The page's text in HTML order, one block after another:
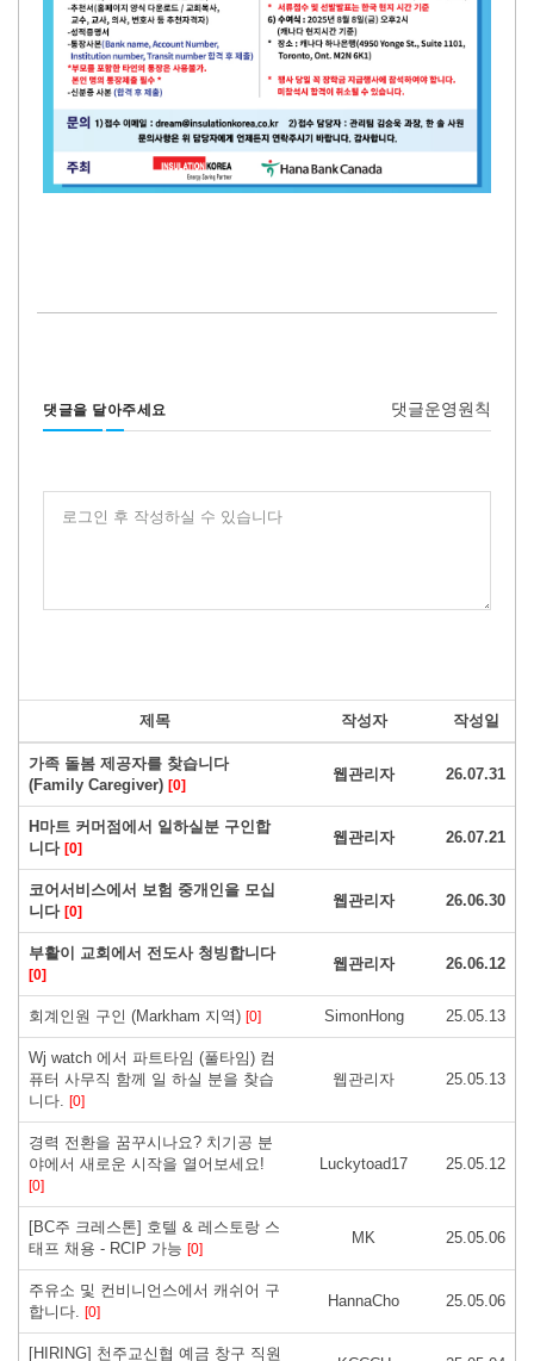
댓글을 달아주세요 댓글운영원칙
로그인 후 작성하실 수 있습니다
제목 작성자 작성일
가족 돌봄 제공자를 찾습니다
(Family Caregiver) [0]
웹관리자 26.07.31
H마트 커머점에서 일하실분 구인합
니다 [0]
웹관리자 26.07.21
코어서비스에서 보험 중개인을 모십
니다 [0]
웹관리자 26.06.30
부활이 교회에서 전도사 청빙합니다
[0]
웹관리자 26.06.12
회계인원 구인 (Markham 지역) [0] SimonHong 25.05.13
Wj watch 에서 파트타임 (풀타임) 컴
퓨터 사무직 함께 일 하실 분을 찾습
니다. [0]
웹관리자 25.05.13
경력 전환을 꿈꾸시나요? 치기공 분
야에서 새로운 시작을 열어보세요!
[0]
Luckytoad17 25.05.12
[BC주 크레스톤] 호텔 & 레스토랑 스
태프 채용 - RCIP 가능 [0]
MK 25.05.06
주유소 및 컨비니언스에서 캐쉬어 구
합니다. [0]
HannaCho 25.05.06
[HIRING] 천주교신협 예금 창구 직원